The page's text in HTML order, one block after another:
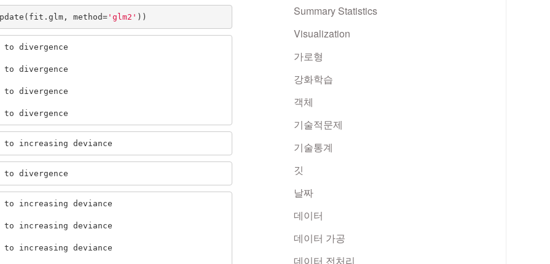
method='glm2' ))
to divergence
to divergence
to divergence
to divergence
to increasing deviance
to divergence
to increasing deviance
to increasing deviance
to increasing deviance
Summary Statistics
Visualization
가로형
강화학습
객체
기술적문제
기술통계
깃
날짜
데이터
데이터 가공
데이터 전처리